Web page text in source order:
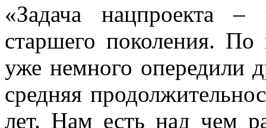
«Задача нацпроекта –
старшего поколения.
уже немного опередили
средняя
лет. Нам есть над чем